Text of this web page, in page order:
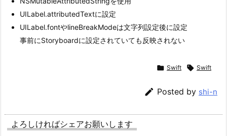
UILabel.attributedTextに設定
UILabel.fontやlineBreakModeは文字列設定後に設定
事前にStoryboardに設定されていても反映されない
 Swift  Swift
 Posted by shi-n
よろしければシェアお願いします